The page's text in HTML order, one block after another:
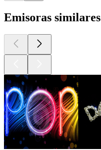
Emisoras similares